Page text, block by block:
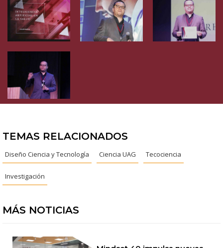
TEMAS RELACIONADOS
Diseño Ciencia y Tecnología Ciencia UAG Tecociencia
Investigación
MÁS NOTICIAS